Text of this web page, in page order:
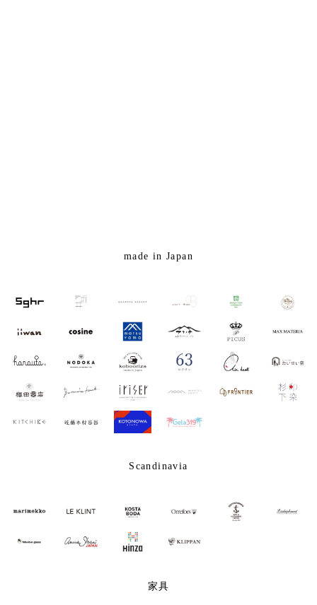
made in Japan
Scandinavia
家具